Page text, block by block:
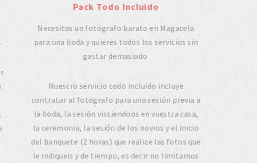
Pack Todo Incluido
Necesitas un fotógrafo barato en Magacela
para una boda y quieres todos los servicios sin
gastar demasiado
Nuestro servicio todo incluido incluye
contratar al fotografo para una sesión previa a
la boda, la sesión vistiendoos en vuestra casa,
la ceremonia, la sesión de los novios y el inicio
del banquete (2 horas) que realice las fotos que
le indiqueis y de tiempo, es decir no limitamos